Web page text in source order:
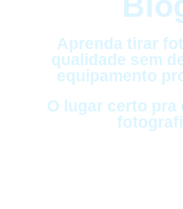
Aprenda tirar
qualidade sem
equipamento
O lugar certo pra